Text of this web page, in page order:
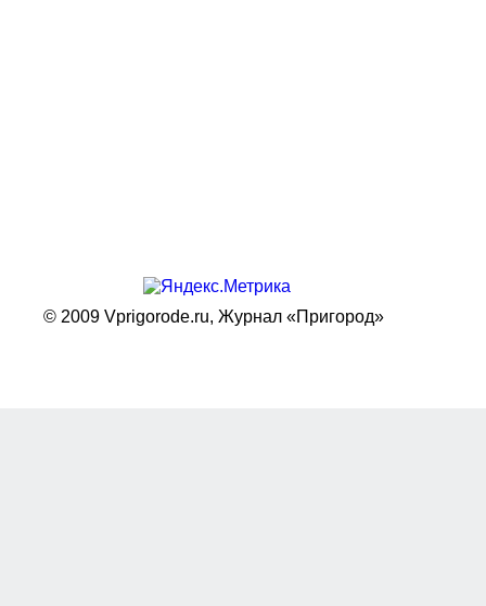
© 2009 Vprigorode.ru, Журнал «Пригород»